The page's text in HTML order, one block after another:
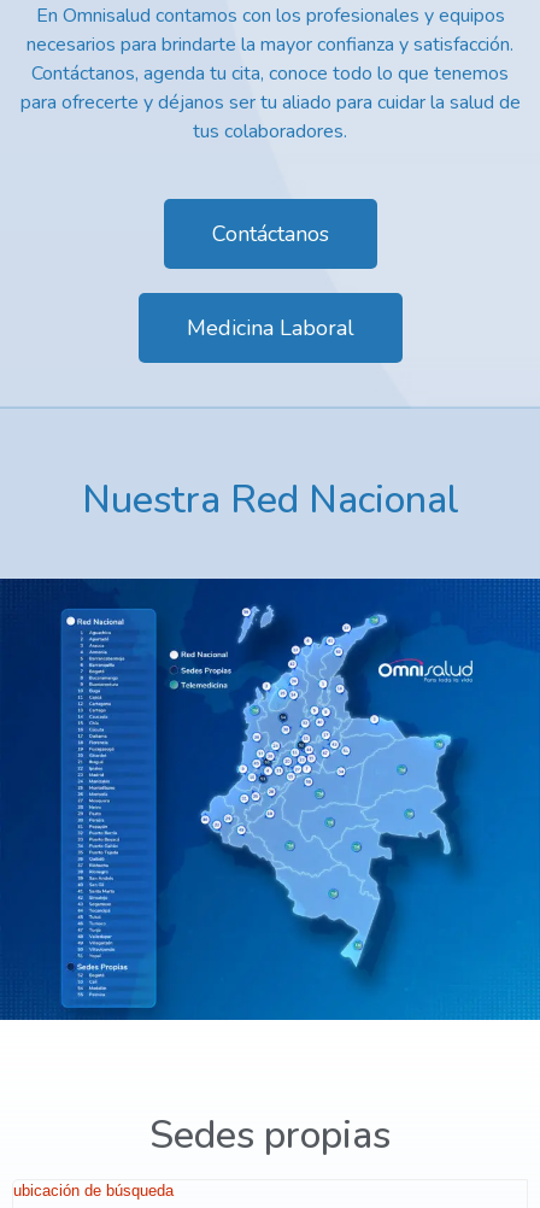
En Omnisalud contamos con los profesionales y equipos
necesarios para brindarte la mayor confianza y satisfacción.
Contáctanos, agenda tu cita, conoce todo lo que tenemos
para ofrecerte y déjanos ser tu aliado para cuidar la salud de
tus colaboradores.
Contáctanos
Medicina Laboral
Nuestra Red Nacional
Sedes propias
ubicación de búsqueda